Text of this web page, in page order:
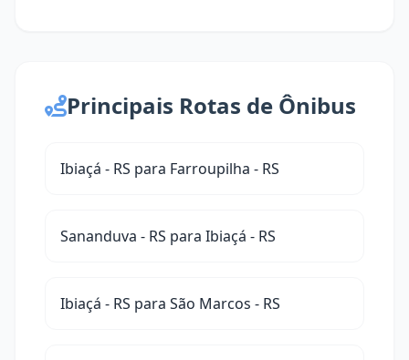
Principais Rotas de Ônibus
Ibiaçá - RS para Farroupilha - RS
Sananduva - RS para Ibiaçá - RS
Ibiaçá - RS para São Marcos - RS